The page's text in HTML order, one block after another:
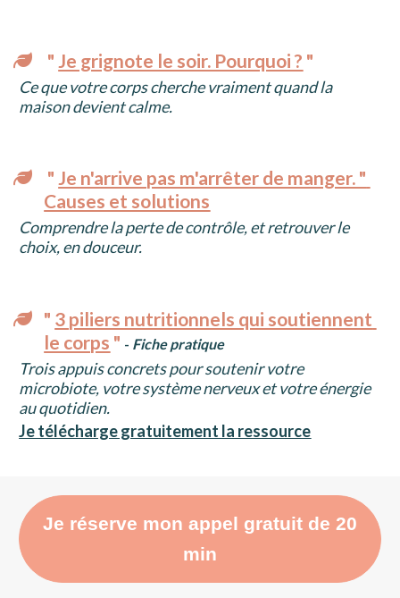
" Je grignote le soir. Pourquoi ? "
Ce que votre corps cherche vraiment quand la
maison devient calme.
" Je n'arrive pas m'arrêter de manger. "
Causes et solutions
Comprendre la perte de contrôle, et retrouver le
choix, en douceur.
" 3 piliers nutritionnels qui soutiennent
le corps " - Fiche pratique
Trois appuis concrets pour soutenir votre
microbiote, votre système nerveux et votre énergie
au quotidien.
Je télécharge gratuitement la ressource
Je réserve mon appel gratuit de 20
min